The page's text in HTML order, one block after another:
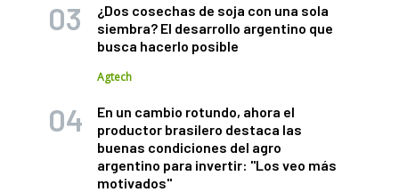
¿Dos cosechas de soja con una sola
siembra? El desarrollo argentino que
busca hacerlo posible
Agtech
En un cambio rotundo, ahora el
productor brasilero destaca las
buenas condiciones del agro
argentino para invertir: "Los veo más
motivados"